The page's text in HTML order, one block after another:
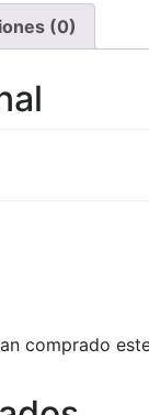
(0)
comprado